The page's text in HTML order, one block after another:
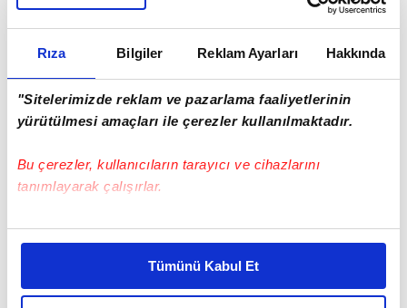
Rıza Bilgiler Reklam Ayarları Hakkında
"Sitelerimizde reklam ve pazarlama faaliyetlerinin
yürütülmesi amaçları ile çerezler kullanılmaktadır.
Bu çerezler, kullanıcıların tarayıcı ve cihazlarını
tanımlayarak çalışırlar.
Bu çerezlere izin vermeniz halinde sizlere özel
daha iyi reklam deneyimi yaşatabiliriz. Bunu yaparken
amacımızın size daha iyi bir reklam deneyimi sunmak
Tümünü Kabul Et